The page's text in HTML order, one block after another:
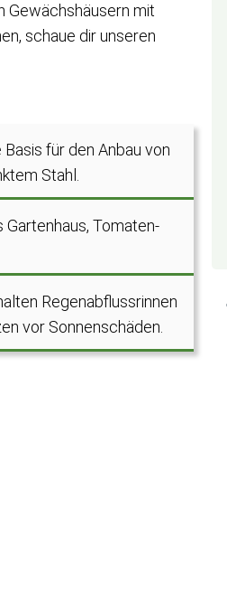
Gewächshäusern mit
schaue dir unseren
für den Anbau von
Stahl.
Tomaten-
Regenabflussrinnen
vor Sonnenschäden.